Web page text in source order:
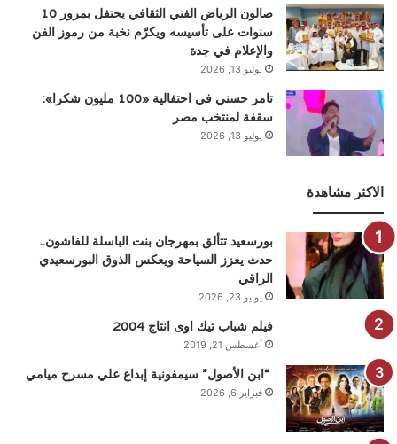
صالون الرياض الفني الثقافي يحتفل بمرور 10
سنوات على تأسيسه ويكرّم نخبة من رموز الفن
والإعلام في جدة
يوليو 13, 2026
تامر حسني في احتفالية «100 مليون شكرا»:
سقفة لمنتخب مصر
يوليو 13, 2026
الاكثر مشاهدة
بورسعيد تتألق بمهرجان بنت الباسلة للفاشون..
حدث يعزز السياحة ويعكس الذوق البورسعيدي
الراقي
يونيو 23, 2026
فيلم شباب تيك اوى انتاج 2004
أغسطس 21, 2019
“ابن الأصول” سيمفونية إبداع علي مسرح ميامي
فبراير 6, 2026